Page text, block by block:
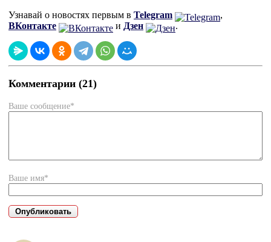
Узнавай о новостях первым в Telegram
,
ВКонтакте
и Дзен .
Комментарии (21)
Ваше сообщение*
Ваше имя*